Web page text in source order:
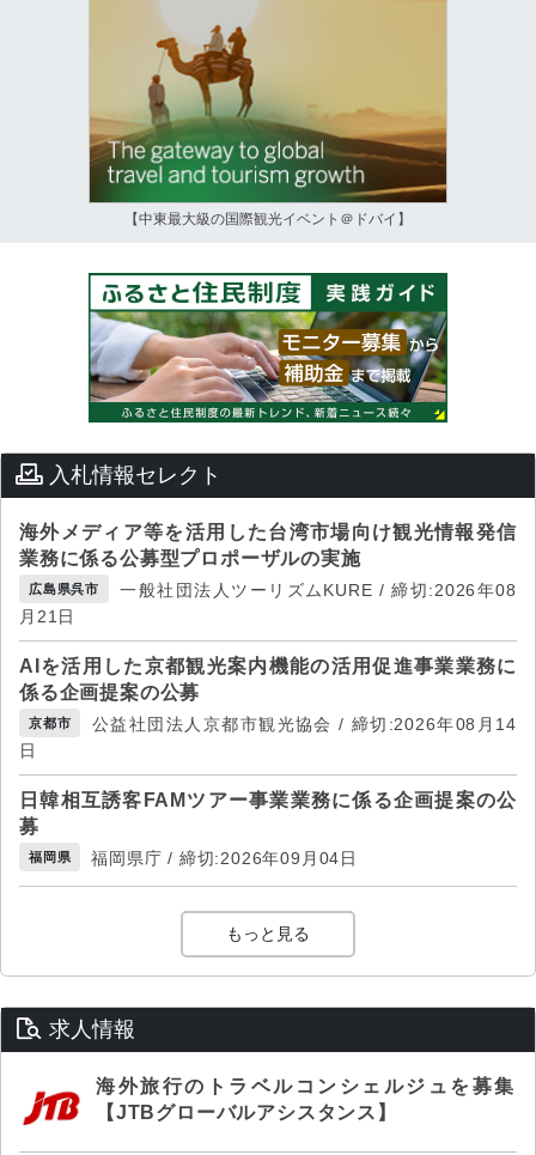
【中東最大級の国際観光イベント＠ドバイ】
入札情報セレクト
海外メディア等を活用した台湾市場向け観光情報発信
業務に係る公募型プロポーザルの実施
広島県呉市
一般社団法人ツーリズムKURE / 締切:2026年08
月21日
AIを活用した京都観光案内機能の活用促進事業業務に
係る企画提案の公募
京都市
公益社団法人京都市観光協会 / 締切:2026年08月14
日
日韓相互誘客FAMツアー事業業務に係る企画提案の公
募
福岡県 福岡県庁 / 締切:2026年09月04日
もっと見る
求人情報
海外旅行のトラベルコンシェルジュを募集
【JTBグローバルアシスタンス】